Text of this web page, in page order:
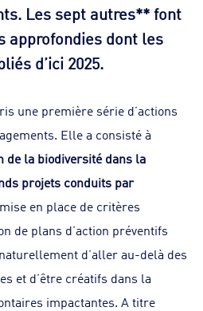
Les sept autres** font
approfondies dont les
d’ici 2025.
une première série d’actions
Elle a consisté à
de la biodiversité dans la
projets conduits par
en place de critères
de plans d’action préventifs
d’aller au-delà des
et d’être créatifs dans la
impactantes. A titre